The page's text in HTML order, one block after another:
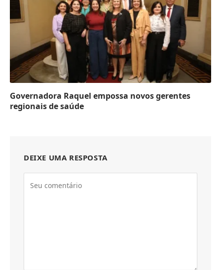
Governadora Raquel empossa novos gerentes
regionais de saúde
DEIXE UMA RESPOSTA